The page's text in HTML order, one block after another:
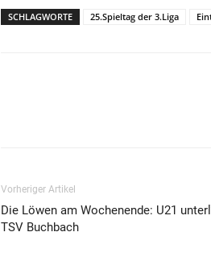
SCHLAGWORTE 25.Spieltag der 3.Liga
Vorheriger Artikel
Die Löwen am Wochenende: U21
TSV Buchbach